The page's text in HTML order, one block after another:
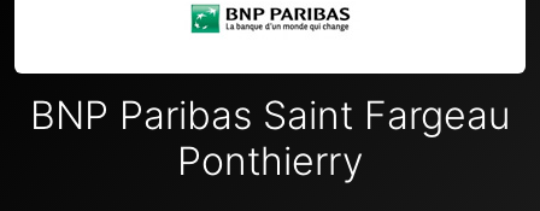
BNP Paribas Saint Fargeau
Ponthierry